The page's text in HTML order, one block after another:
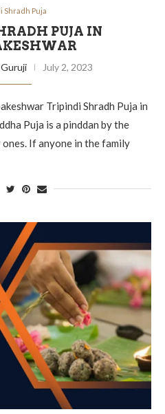
Shradh Puja
PUJA IN
July 2, 2023
Tripindi Shradh Puja in
Puja is a pinddan by the
If anyone in the family